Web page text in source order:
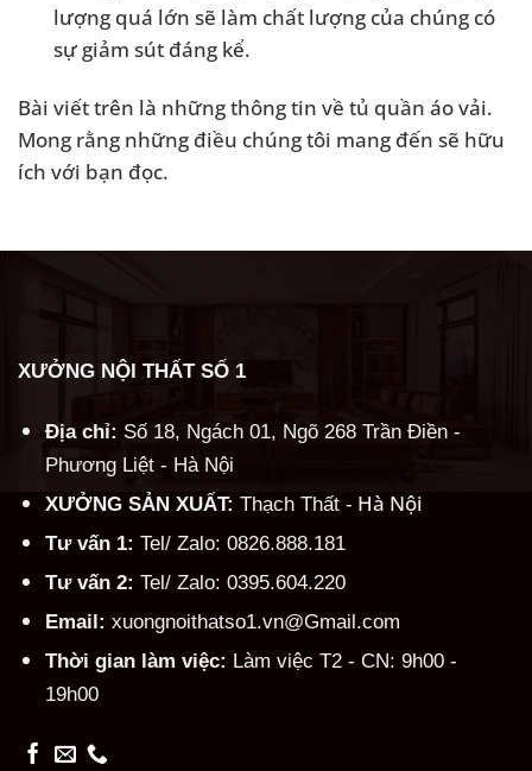
lượng quá lớn sẽ làm chất lượng của chúng có
sự giảm sút đáng kể.
Bài viết trên là những thông tin về tủ quần áo vải.
Mong rằng những điều chúng tôi mang đến sẽ hữu
ích với bạn đọc.
XƯỞNG NỘI THẤT SỐ 1
Địa chỉ: Số 18, Ngách 01, Ngõ 268 Trần Điền -
Phương Liệt - Hà Nội
XƯỞNG SẢN XUẤT: Thạch Thất - Hà Nội
Tư vấn 1: Tel/ Zalo: 0826.888.181
Tư vấn 2: Tel/ Zalo: 0395.604.220
Email: xuongnoithatso1.vn@Gmail.com
Thời gian làm việc: Làm việc T2 - CN: 9h00 -
19h00